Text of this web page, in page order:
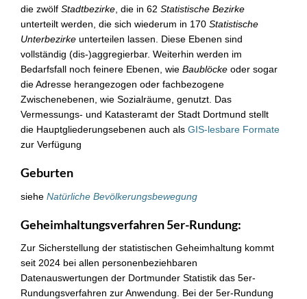
die zwölf Stadtbezirke , die in 62 Statistische Bezirke
unterteilt werden, die sich wiederum in 170 Statistische
Unterbezirke unterteilen lassen. Diese Ebenen sind
vollständig (dis-)aggregierbar. Weiterhin werden im
Bedarfsfall noch feinere Ebenen, wie Baublöcke oder sogar
die Adresse herangezogen oder fachbezogene
Zwischenebenen, wie Sozialräume, genutzt. Das
Vermessungs- und Katasteramt der Stadt Dortmund stellt
die Hauptgliederungsebenen auch als GIS-lesbare Formate
zur Verfügung
Geburten
siehe Natürliche Bevölkerungsbewegung
Geheimhaltungsverfahren 5er-Rundung:
Zur Sicherstellung der statistischen Geheimhaltung kommt
seit 2024 bei allen personenbeziehbaren
Datenauswertungen der Dortmunder Statistik das 5er-
Rundungsverfahren zur Anwendung. Bei der 5er-Rundung